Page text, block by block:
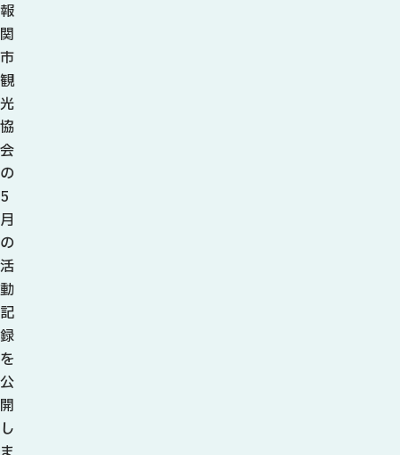
報
関
市
観
光
協
会
の
5
月
の
活
動
記
録
を
公
開
し